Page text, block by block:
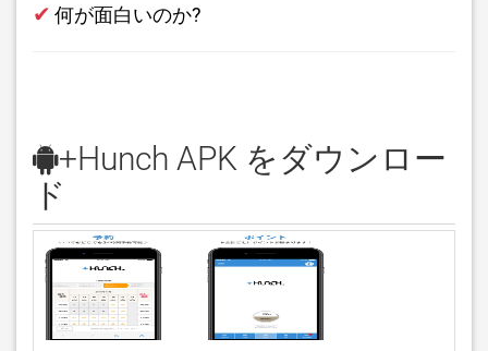
✔ 何が面白いのか?
+Hunch APK をダウンロー
ド